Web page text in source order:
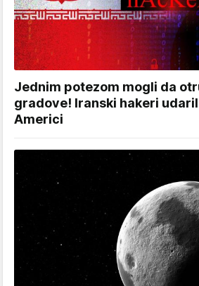
Jednim potezom mogli da
gradove! Iranski hakeri
Americi